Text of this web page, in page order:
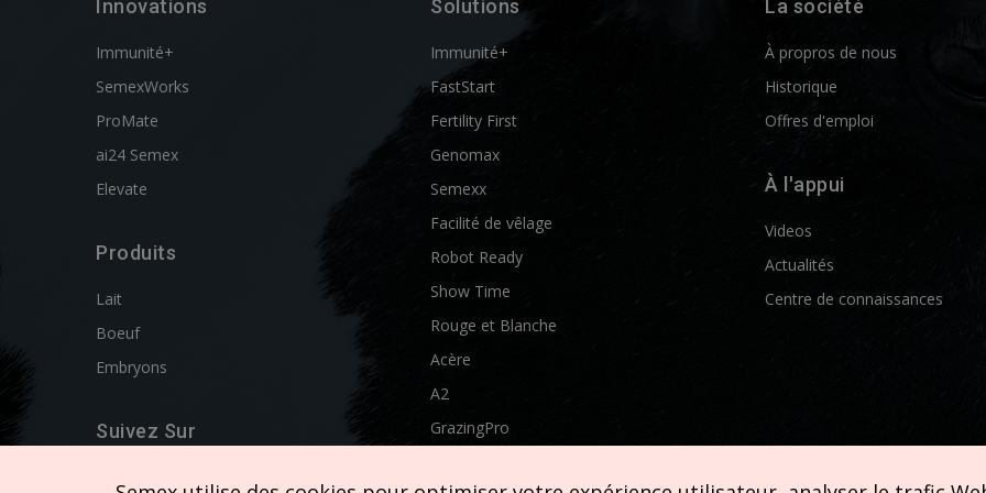
Innovations
Immunité+
SemexWorks
ProMate
ai24 Semex
Elevate
Produits
Lait
Boeuf
Embryons
Suivez Sur
Solutions
Immunité+
FastStart
Fertility First
Genomax
Semexx
Facilité de vêlage
Robot Ready
Show Time
Rouge et Blanche
Acère
A2
GrazingPro
La société
À propros de nous
Historique
Offres d'emploi
À l'appui
Videos
Actualités
Centre de connaissances